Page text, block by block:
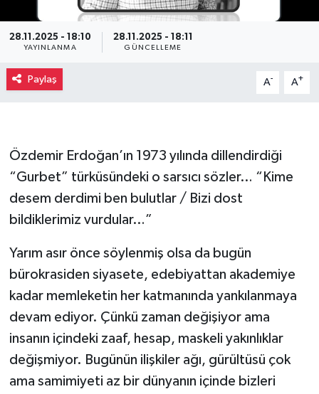
28.11.2025 - 18:10
YAYINLANMA
28.11.2025 - 18:11
GÜNCELLEME
Paylaş A- A+
Özdemir Erdoğan’ın 1973 yılında dillendirdiği
“Gurbet” türküsündeki o sarsıcı sözler… “Kime
desem derdimi ben bulutlar / Bizi dost
bildiklerimiz vurdular…”
Yarım asır önce söylenmiş olsa da bugün
bürokrasiden siyasete, edebiyattan akademiye
kadar memleketin her katmanında yankılanmaya
devam ediyor. Çünkü zaman değişiyor ama
insanın içindeki zaaf, hesap, maskeli yakınlıklar
değişmiyor. Bugünün ilişkiler ağı, gürültüsü çok
ama samimiyeti az bir dünyanın içinde bizleri